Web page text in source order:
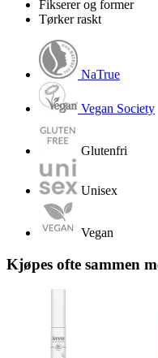
Fikserer og former
Tørker raskt
NaTrue
Vegan Society
Glutenfri
Unisex
Vegan
Kjøpes ofte sammen